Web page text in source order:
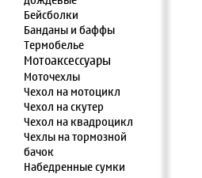
Бейсболки
Банданы и баффы
Термобелье
Мотоаксессуары
Моточехлы
Чехол на мотоцикл
Чехол на скутер
Чехол на квадроцикл
Чехлы на тормозной
бачок
Набедренные сумки